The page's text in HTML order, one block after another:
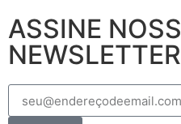
ASSINE
NEWSLETTER